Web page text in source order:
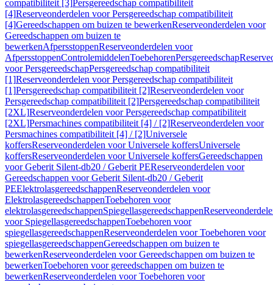
compatibiliteit [3]Persgereedschap compatibiliteit
[4]Reserveonderdelen voor Persgereedschap compatibiliteit
[4]Gereedschappen om buizen te bewerkenReserveonderdelen voor
Gereedschappen om buizen te
bewerkenAfpersstoppenReserveonderdelen voor
AfpersstoppenControlemiddelenToebehorenPersgereedschap
voor PersgereedschapPersgereedschap compatibiliteit
[1]Reserveonderdelen voor Persgereedschap compatibiliteit
[1]Persgereedschap compatibiliteit [2]Reserveonderdelen voor
Persgereedschap compatibiliteit [2]Persgereedschap compatibiliteit
[2XL]Reserveonderdelen voor Persgereedschap compatibiliteit
[2XL]Persmachines compatibiliteit [4] / [2]Reserveonderdelen voor
Persmachines compatibiliteit [4] / [2]Universele
koffersReserveonderdelen voor Universele koffersUniversele
koffersReserveonderdelen voor Universele koffersGereedschappen
voor Geberit Silent-db20 / Geberit PEReserveonderdelen voor
Gereedschappen voor Geberit Silent-db20 / Geberit
PEElektrolasgereedschappenReserveonderdelen voor
ElektrolasgereedschappenToebehoren voor
elektrolasgereedschappenSpiegellasgereedschappen
voor SpiegellasgereedschappenToebehoren voor
spiegellasgereedschappenReserveonderdelen voor Toebehoren voor
spiegellasgereedschappenGereedschappen om buizen te
bewerkenReserveonderdelen voor Gereedschappen om buizen te
bewerkenToebehoren voor gereedschappen om buizen te
bewerkenReserveonderdelen voor Toebehoren voor